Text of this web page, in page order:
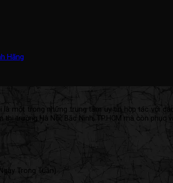
Hãng
một trong những trung tâm uy tín hợp tác với
trường Hà Nội, Bắc Ninh, TP.HCM mà còn phục
Trong Tuần).